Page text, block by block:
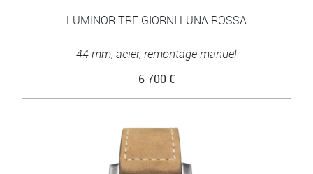
LUMINOR TRE GIORNI LUNA ROSSA
44 mm, acier, remontage manuel
6 700 €